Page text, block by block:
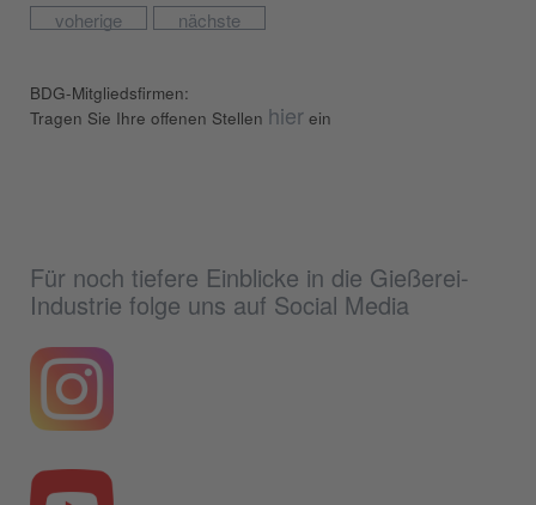
voherige nächste
BDG-Mitgliedsfirmen:
Tragen Sie Ihre offenen Stellen hier ein
Für noch tiefere Einblicke in die Gießerei-
Industrie folge uns auf Social Media